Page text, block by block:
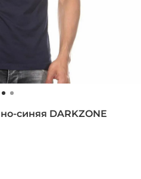
синяя DARKZONE